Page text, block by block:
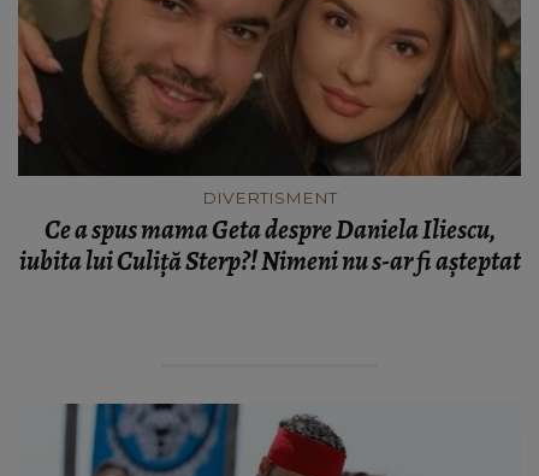
DIVERTISMENT
Ce a spus mama Geta despre Daniela Iliescu,
iubita lui Culiță Sterp?! Nimeni nu s-ar fi așteptat